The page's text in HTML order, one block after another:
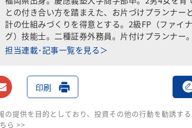
との付き合い方を踏まえた、お片づけプランナー
計の仕組みづくりを得意とする。2級FP（ファイ
グ）技能士。二種証券外務員。片付けプランナー。
担当連載･記事一覧を見る＞
メールで送る
印刷
の提供を目的としており、投資その他の行動を勧誘す
ら >>